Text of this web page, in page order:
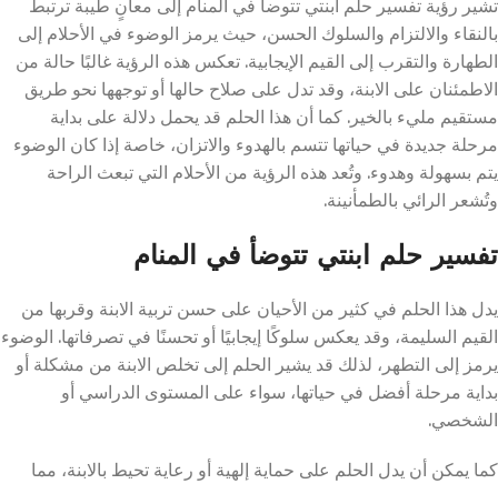
تشير رؤية تفسير حلم ابنتي تتوضأ في المنام إلى معانٍ طيبة ترتبط
بالنقاء والالتزام والسلوك الحسن، حيث يرمز الوضوء في الأحلام إلى
الطهارة والتقرب إلى القيم الإيجابية. تعكس هذه الرؤية غالبًا حالة من
الاطمئنان على الابنة، وقد تدل على صلاح حالها أو توجهها نحو طريق
مستقيم مليء بالخير. كما أن هذا الحلم قد يحمل دلالة على بداية
مرحلة جديدة في حياتها تتسم بالهدوء والاتزان، خاصة إذا كان الوضوء
يتم بسهولة وهدوء. وتُعد هذه الرؤية من الأحلام التي تبعث الراحة
وتُشعر الرائي بالطمأنينة.
تفسير حلم ابنتي تتوضأ في المنام
يدل هذا الحلم في كثير من الأحيان على حسن تربية الابنة وقربها من
القيم السليمة، وقد يعكس سلوكًا إيجابيًا أو تحسنًا في تصرفاتها. الوضوء
يرمز إلى التطهر، لذلك قد يشير الحلم إلى تخلص الابنة من مشكلة أو
بداية مرحلة أفضل في حياتها، سواء على المستوى الدراسي أو
الشخصي.
كما يمكن أن يدل الحلم على حماية إلهية أو رعاية تحيط بالابنة، مما